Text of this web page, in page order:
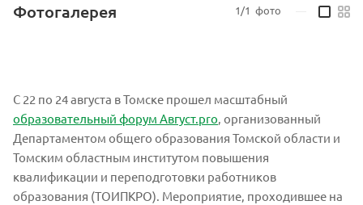
Фотогалерея 1/1 фото
С 22 по 24 августа в Томске прошел масштабный
образовательный форум Август.pro, организованный
Департаментом общего образования Томской области и
Томским областным институтом повышения
квалификации и переподготовки работников
образования (ТОИПКРО). Мероприятие, проходившее на